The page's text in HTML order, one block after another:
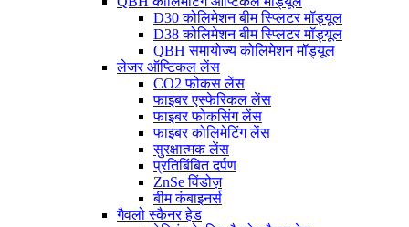
D30 कोलिमेशन बीम स्प्लिटर मॉड्यूल
D38 कोलिमेशन बीम स्प्लिटर मॉड्यूल
QBH समायोज्य कोलिमेशन मॉड्यूल
लेजर ऑप्टिकल लेंस
CO2 फोकस लेंस
फाइबर एस्फेरिकल लेंस
फाइबर फोकसिंग लेंस
फाइबर कोलिमेटिंग लेंस
सुरक्षात्मक लेंस
प्रतिबिंबित दर्पण
ZnSe विंडोज़
बीम कंबाइनर्स
गैवलो स्कैनर हेड